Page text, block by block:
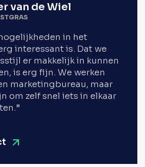
van de Wiel
in het
interessant is. Dat we
er makkelijk in kunnen
is erg fijn. We werken
marketingbureau, maar
om zelf snel iets in elkaar